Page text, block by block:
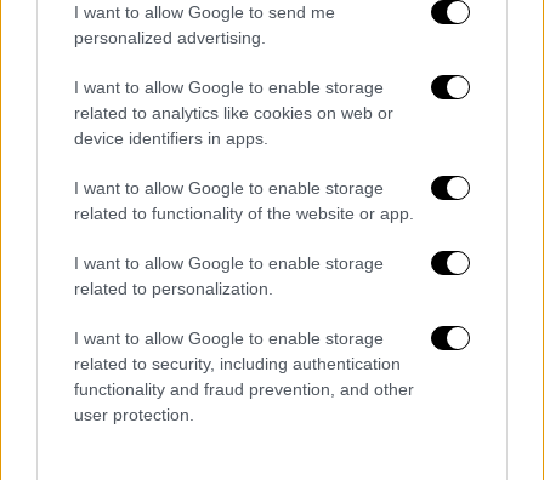
I want to allow Google to send me
personalized advertising.
I want to allow Google to enable storage
related to analytics like cookies on web or
device identifiers in apps.
I want to allow Google to enable storage
related to functionality of the website or app.
I want to allow Google to enable storage
related to personalization.
I want to allow Google to enable storage
related to security, including authentication
functionality and fraud prevention, and other
user protection.
Προειδοποίηση καθηγητή του ΑΠΘ μέσω
του ethnos.gr
Πυρ ομαδόν από εκπαιδευτικούς για την
αξιολόγηση: Απειλούν με απεργία και
προσφυγή στη Δικαιοσύνη - «Η
Κεραμέως νοσταλγεί τον
επιθεωρητισμό»
Ο γερμανός στρατηγός που εξευτέλισε
τον Χίτλερ – Σιγά μην αυτοκτονήσω για
ήταν μάρτυς κατηγορίας στη Δίκη της
Νυρεμβέργης
Κατώτατος μισθός: Τι αυξήσεις